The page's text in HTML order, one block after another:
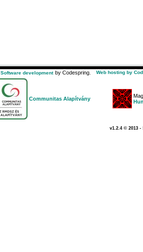
Software development by Codespring. Web hosting by
Communitas Alapítvány
v1.2.4 © 2013